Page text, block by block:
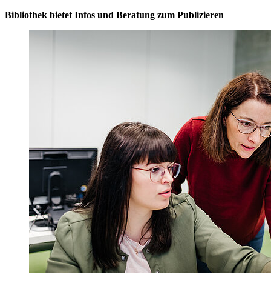
Bibliothek bietet Infos und Beratung zum Publizieren